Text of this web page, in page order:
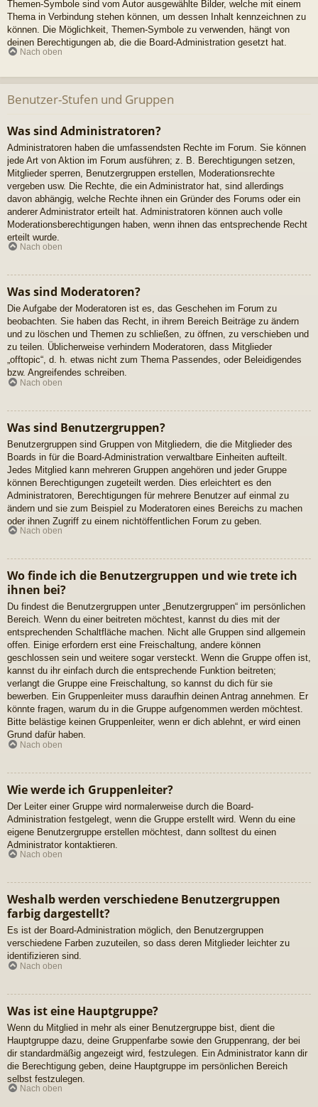
Themen-Symbole sind vom Autor ausgewählte Bilder, welche mit einem
Thema in Verbindung stehen können, um dessen Inhalt kennzeichnen zu
können. Die Möglichkeit, Themen-Symbole zu verwenden, hängt von
deinen Berechtigungen ab, die die Board-Administration gesetzt hat.
Nach oben
Benutzer-Stufen und Gruppen
Was sind Administratoren?
Administratoren haben die umfassendsten Rechte im Forum. Sie können
jede Art von Aktion im Forum ausführen; z. B. Berechtigungen setzen,
Mitglieder sperren, Benutzergruppen erstellen, Moderationsrechte
vergeben usw. Die Rechte, die ein Administrator hat, sind allerdings
davon abhängig, welche Rechte ihnen ein Gründer des Forums oder ein
anderer Administrator erteilt hat. Administratoren können auch volle
Moderationsberechtigungen haben, wenn ihnen das entsprechende Recht
erteilt wurde.
Nach oben
Was sind Moderatoren?
Die Aufgabe der Moderatoren ist es, das Geschehen im Forum zu
beobachten. Sie haben das Recht, in ihrem Bereich Beiträge zu ändern
und zu löschen und Themen zu schließen, zu öffnen, zu verschieben und
zu teilen. Üblicherweise verhindern Moderatoren, dass Mitglieder
„offtopic“, d. h. etwas nicht zum Thema Passendes, oder Beleidigendes
bzw. Angreifendes schreiben.
Nach oben
Was sind Benutzergruppen?
Benutzergruppen sind Gruppen von Mitgliedern, die die Mitglieder des
Boards in für die Board-Administration verwaltbare Einheiten aufteilt.
Jedes Mitglied kann mehreren Gruppen angehören und jeder Gruppe
können Berechtigungen zugeteilt werden. Dies erleichtert es den
Administratoren, Berechtigungen für mehrere Benutzer auf einmal zu
ändern und sie zum Beispiel zu Moderatoren eines Bereichs zu machen
oder ihnen Zugriff zu einem nichtöffentlichen Forum zu geben.
Nach oben
Wo finde ich die Benutzergruppen und wie trete ich
ihnen bei?
Du findest die Benutzergruppen unter „Benutzergruppen“ im persönlichen
Bereich. Wenn du einer beitreten möchtest, kannst du dies mit der
entsprechenden Schaltfläche machen. Nicht alle Gruppen sind allgemein
offen. Einige erfordern erst eine Freischaltung, andere können
geschlossen sein und weitere sogar versteckt. Wenn die Gruppe offen ist,
kannst du ihr einfach durch die entsprechende Funktion beitreten;
verlangt die Gruppe eine Freischaltung, so kannst du dich für sie
bewerben. Ein Gruppenleiter muss daraufhin deinen Antrag annehmen. Er
könnte fragen, warum du in die Gruppe aufgenommen werden möchtest.
Bitte belästige keinen Gruppenleiter, wenn er dich ablehnt, er wird einen
Grund dafür haben.
Nach oben
Wie werde ich Gruppenleiter?
Der Leiter einer Gruppe wird normalerweise durch die Board-
Administration festgelegt, wenn die Gruppe erstellt wird. Wenn du eine
eigene Benutzergruppe erstellen möchtest, dann solltest du einen
Administrator kontaktieren.
Nach oben
Weshalb werden verschiedene Benutzergruppen
farbig dargestellt?
Es ist der Board-Administration möglich, den Benutzergruppen
verschiedene Farben zuzuteilen, so dass deren Mitglieder leichter zu
identifizieren sind.
Nach oben
Was ist eine Hauptgruppe?
Wenn du Mitglied in mehr als einer Benutzergruppe bist, dient die
Hauptgruppe dazu, deine Gruppenfarbe sowie den Gruppenrang, der bei
dir standardmäßig angezeigt wird, festzulegen. Ein Administrator kann dir
die Berechtigung geben, deine Hauptgruppe im persönlichen Bereich
selbst festzulegen.
Nach oben